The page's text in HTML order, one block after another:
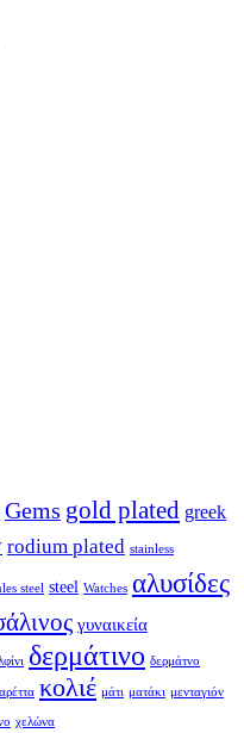
Gems gold plated greek
rodium plated stainless
steel steel Watches αλυσίδες
γυναικεία
δερμάτινο δερμάτνο
κολιέ μάτι ματάκι μενταγιόν
χελώνα